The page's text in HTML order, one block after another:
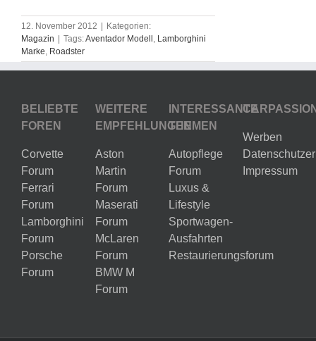
12. November 2012
Kategorien:
Magazin
Tags:Aventador Modell , Lamborghini
Marke, Roadster
BELIEBTE
FOREN
Corvette
Forum
Ferrari
Forum
Lamborghini
Forum
Porsche
Forum
WEITERE
EMPFEHLUNGEN
Aston
Martin
Forum
Maserati
Forum
McLaren
Forum
BMW M
Forum
INTERESSANTE
THEMEN
Autopflege
Forum
Luxus &
Lifestyle
Sportwagen-
Ausfahrten
Restaurierungsforum
Werben
Impressum